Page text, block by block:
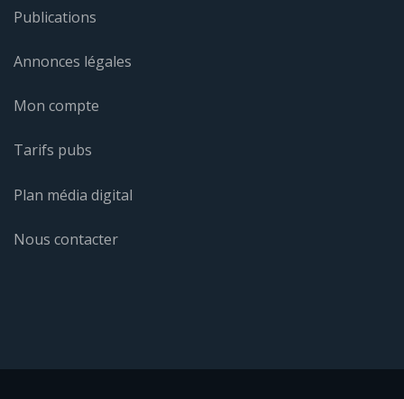
Publications
Annonces légales
Mon compte
Tarifs pubs
Plan média digital
Nous contacter